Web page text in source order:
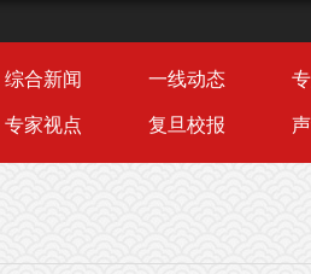
综合新闻 一线动态
专家视点 复旦校报